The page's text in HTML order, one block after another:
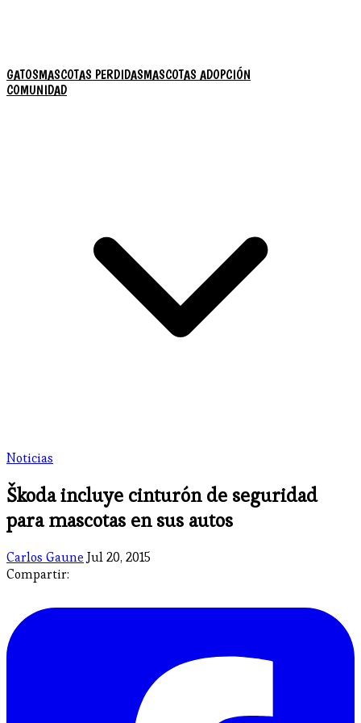
GATOSMASCOTAS PERDIDASMASCOTAS ADOPCIÓN
COMUNIDAD
Noticias
Škoda incluye cinturón de seguridad
para mascotas en sus autos
Carlos Gaune Jul 20, 2015
Compartir: